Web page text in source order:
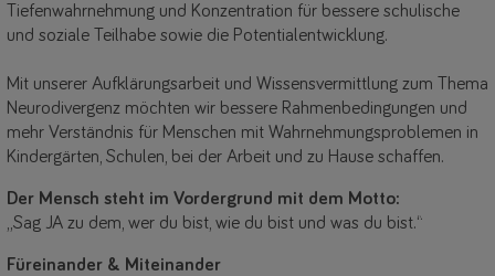
Tiefenwahrnehmung und Konzentration für bessere schulische
und soziale Teilhabe sowie die Potentialentwicklung.
Mit unserer Aufklärungsarbeit und Wissensvermittlung zum Thema
Neurodivergenz möchten wir bessere Rahmenbedingungen und
mehr Verständnis für Menschen mit Wahrnehmungsproblemen in
Kindergärten, Schulen, bei der Arbeit und zu Hause schaffen.
Der Mensch steht im Vordergrund mit dem Motto:
„Sag JA zu dem, wer du bist, wie du bist und was du bist.“
Füreinander & Miteinander